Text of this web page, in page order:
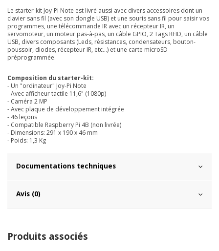
Le starter-kit Joy-Pi Note est livré aussi avec divers accessoires dont un
clavier sans fil (avec son dongle USB) et une souris sans fil pour saisir vos
programmes, une télécommande IR avec un récepteur IR, un
servomoteur, un moteur pas-à-pas, un câble GPIO, 2 Tags RFID, un câble
USB, divers composants (Leds, résistances, condensateurs, bouton-
poussoir, diodes, récepteur IR, etc...) et une carte microSD
préprogrammée.
Composition du starter-kit:
- Un "ordinateur" Joy-Pi Note
- Avec afficheur tactile 11,6" (1080p)
- Caméra 2 MP
- Avec plaque de développement intégrée
- 46 leçons
- Compatible Raspberry Pi 4B (non livrée)
- Dimensions: 291 x 190 x 46 mm
- Poids: 1,3 Kg
Documentations techniques
Avis (0)
Produits associés